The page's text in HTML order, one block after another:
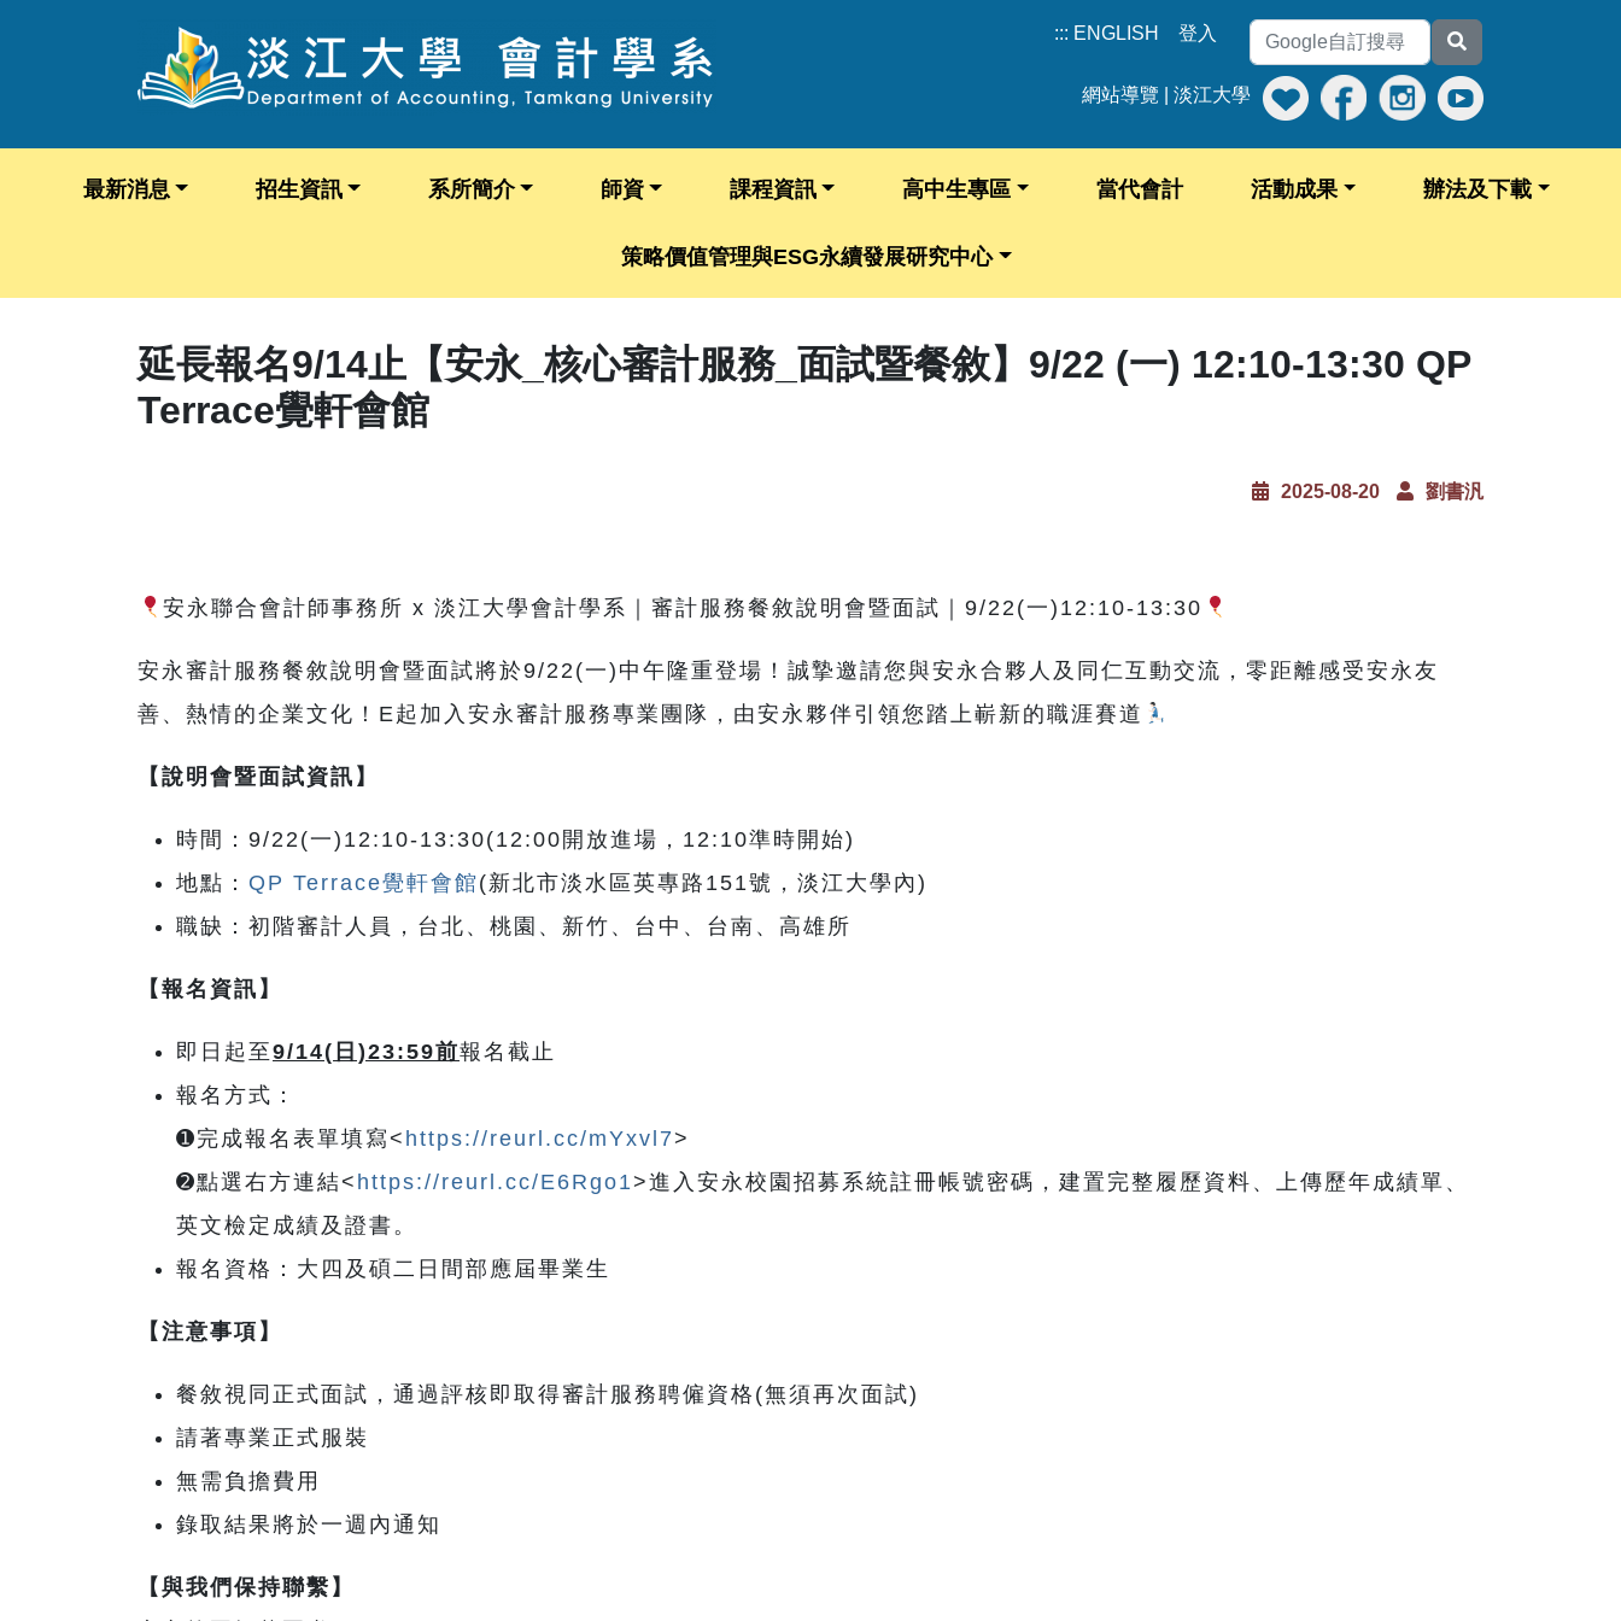
::: ENGLISH 登入
網站導覽 淡江大學
最新消息 招生資訊 系所簡介 師資 課程資訊 高中生專區 當代會計 活動成果 辦法及下載
策略價值管理與ESG永續發展研究中心
延長報名9/14止【安永_核心審計服務_面試暨餐敘】9/22 (一) 12:10-13:30 QP
Terrace覺軒會館
2025-08-20 劉書汎
安永聯合會計師事務所 x 淡江大學會計學系｜審計服務餐敘說明會暨面試｜9/22(一)12:10-13:30
安永審計服務餐敘說明會暨面試將於9/22(一)中午隆重登場！誠摯邀請您與安永合夥人及同仁互動交流，零距離感受安永友
善、熱情的企業文化！E起加入安永審計服務專業團隊，由安永夥伴引領您踏上嶄新的職涯賽道
【說明會暨面試資訊】
時間：9/22(一)12:10-13:30(12:00開放進場，12:10準時開始)
地點： QP Terrace覺軒會館(新北市淡水區英專路151號，淡江大學內)
職缺：初階審計人員，台北、桃園、新竹、台中、台南、高雄所
【報名資訊】
即日起至9/14( 日)23:59前報名截止
報名方式：
➊完成報名表單填寫< https://reurl.cc/mYxvl7>
➋點選右方連結< https://reurl.cc/E6Rgo1>進入安永校園招募系統註冊帳號密碼，建置完整履歷資料、上傳歷年成績單、
英文檢定成績及證書。
報名資格：大四及碩二日間部應屆畢業生
【注意事項】
餐敘視同正式面試，通過評核即取得審計服務聘僱資格(無須再次面試)
請著專業正式服裝
無需負擔費用
錄取結果將於一週內通知
【與我們保持聯繫】